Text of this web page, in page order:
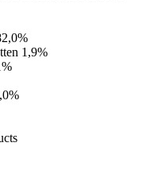
1,9%